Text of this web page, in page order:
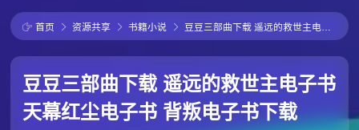
首页 资源共享 书籍小说 豆豆三部曲下载 遥远的救世主电子书 天幕红尘电子书 背叛电子书下载
豆豆三部曲下载 遥远的救世主电子书
天幕红尘电子书 背叛电子书下载